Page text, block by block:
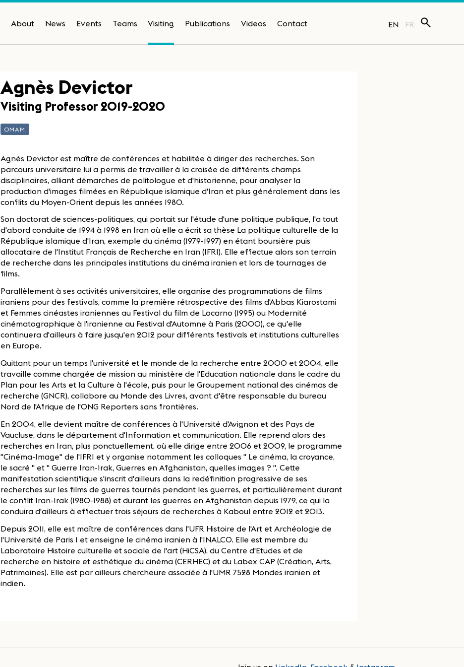
About News Events Teams Visiting Publications Videos Contact EN FR
Agnès Devictor
Visiting Professor 2019-2020
OMAM
Agnès Devictor est maître de conférences et habilitée à diriger des recherches. Son
parcours universitaire lui a permis de travailler à la croisée de différents champs
disciplinaires, alliant démarches de politologue et d'historienne, pour analyser la
production d'images filmées en République islamique d'Iran et plus généralement dans les
conflits du Moyen-Orient depuis les années 1980.
Son doctorat de sciences-politiques, qui portait sur l'étude d'une politique publique, l'a tout
d'abord conduite de 1994 à 1998 en Iran où elle a écrit sa thèse La politique culturelle de la
République islamique d'Iran, exemple du cinéma (1979-1997) en étant boursière puis
allocataire de l'Institut Français de Recherche en Iran (IFRI). Elle effectue alors son terrain
de recherche dans les principales institutions du cinéma iranien et lors de tournages de
films.
Parallèlement à ses activités universitaires, elle organise des programmations de films
iraniens pour des festivals, comme la première rétrospective des films d'Abbas Kiarostami
et Femmes cinéastes iraniennes au Festival du film de Locarno (1995) ou Modernité
cinématographique à l'iranienne au Festival d'Automne à Paris (2000), ce qu'elle
continuera d'ailleurs à faire jusqu'en 2012 pour différents festivals et institutions culturelles
en Europe.
Quittant pour un temps l'université et le monde de la recherche entre 2000 et 2004, elle
travaille comme chargée de mission au ministère de l'Education nationale dans le cadre du
Plan pour les Arts et la Culture à l'école, puis pour le Groupement national des cinémas de
recherche (GNCR), collabore au Monde des Livres, avant d'être responsable du bureau
Nord de l'Afrique de l'ONG Reporters sans frontières.
En 2004, elle devient maître de conférences à l'Université d'Avignon et des Pays de
Vaucluse, dans le département d'Information et communication. Elle reprend alors des
recherches en Iran, plus ponctuellement, où elle dirige entre 2006 et 2009, le programme
"Cinéma-Image" de l'IFRI et y organise notamment les colloques " Le cinéma, la croyance,
le sacré " et " Guerre Iran-Irak, Guerres en Afghanistan, quelles images ? ". Cette
manifestation scientifique s'inscrit d'ailleurs dans la redéfinition progressive de ses
recherches sur les films de guerres tournés pendant les guerres, et particulièrement durant
le conflit Iran-Irak (1980-1988) et durant les guerres en Afghanistan depuis 1979, ce qui la
conduira d'ailleurs à effectuer trois séjours de recherches à Kaboul entre 2012 et 2013.
Depuis 2011, elle est maître de conférences dans l'UFR Histoire de l'Art et Archéologie de
l'Université de Paris 1 et enseigne le cinéma iranien à l'INALCO. Elle est membre du
Laboratoire Histoire culturelle et sociale de l'art (HiCSA), du Centre d'Etudes et de
recherche en histoire et esthétique du cinéma (CERHEC) et du Labex CAP (Création, Arts,
Patrimoines). Elle est par ailleurs chercheure associée à l'UMR 7528 Mondes iranien et
indien.